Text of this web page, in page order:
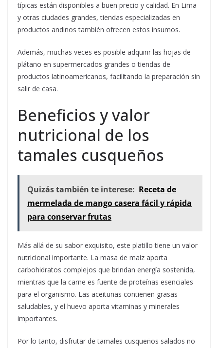
típicas están disponibles a buen precio y calidad. En Lima
y otras ciudades grandes, tiendas especializadas en
productos andinos también ofrecen estos insumos.
Además, muchas veces es posible adquirir las hojas de
plátano en supermercados grandes o tiendas de
productos latinoamericanos, facilitando la preparación sin
salir de casa.
Beneficios y valor
nutricional de los
tamales cusqueños
Quizás también te interese: Receta de
mermelada de mango casera fácil y rápida
para conservar frutas
Más allá de su sabor exquisito, este platillo tiene un valor
nutricional importante. La masa de maíz aporta
carbohidratos complejos que brindan energía sostenida,
mientras que la carne es fuente de proteínas esenciales
para el organismo. Las aceitunas contienen grasas
saludables, y el huevo aporta vitaminas y minerales
importantes.
Por lo tanto, disfrutar de tamales cusqueños salados no